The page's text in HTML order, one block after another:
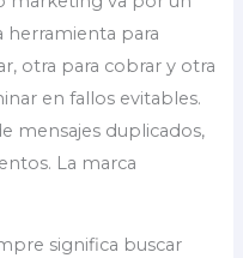
herramienta para
otra para cobrar y otra
en fallos evitables.
mensajes duplicados,
La marca
significa buscar